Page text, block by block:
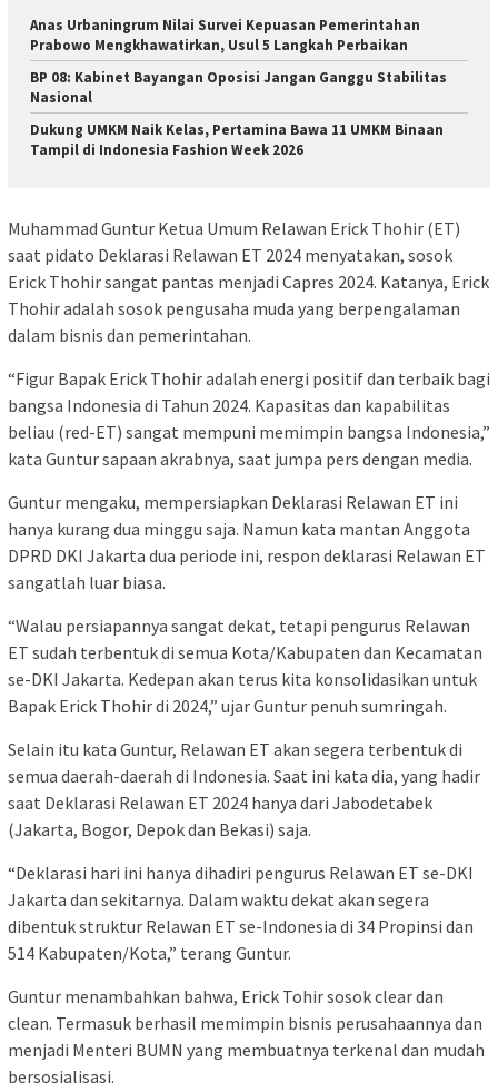
Anas Urbaningrum Nilai Survei Kepuasan Pemerintahan
Prabowo Mengkhawatirkan, Usul 5 Langkah Perbaikan
BP 08: Kabinet Bayangan Oposisi Jangan Ganggu Stabilitas
Nasional
Dukung UMKM Naik Kelas, Pertamina Bawa 11 UMKM Binaan
Tampil di Indonesia Fashion Week 2026
Muhammad Guntur Ketua Umum Relawan Erick Thohir (ET)
saat pidato Deklarasi Relawan ET 2024 menyatakan, sosok
Erick Thohir sangat pantas menjadi Capres 2024. Katanya, Erick
Thohir adalah sosok pengusaha muda yang berpengalaman
dalam bisnis dan pemerintahan.
“Figur Bapak Erick Thohir adalah energi positif dan terbaik bagi
bangsa Indonesia di Tahun 2024. Kapasitas dan kapabilitas
beliau (red-ET) sangat mempuni memimpin bangsa Indonesia,”
kata Guntur sapaan akrabnya, saat jumpa pers dengan media.
Guntur mengaku, mempersiapkan Deklarasi Relawan ET ini
hanya kurang dua minggu saja. Namun kata mantan Anggota
DPRD DKI Jakarta dua periode ini, respon deklarasi Relawan ET
sangatlah luar biasa.
“Walau persiapannya sangat dekat, tetapi pengurus Relawan
ET sudah terbentuk di semua Kota/Kabupaten dan Kecamatan
se-DKI Jakarta. Kedepan akan terus kita konsolidasikan untuk
Bapak Erick Thohir di 2024,” ujar Guntur penuh sumringah.
Selain itu kata Guntur, Relawan ET akan segera terbentuk di
semua daerah-daerah di Indonesia. Saat ini kata dia, yang hadir
saat Deklarasi Relawan ET 2024 hanya dari Jabodetabek
(Jakarta, Bogor, Depok dan Bekasi) saja.
“Deklarasi hari ini hanya dihadiri pengurus Relawan ET se-DKI
Jakarta dan sekitarnya. Dalam waktu dekat akan segera
dibentuk struktur Relawan ET se-Indonesia di 34 Propinsi dan
514 Kabupaten/Kota,” terang Guntur.
Guntur menambahkan bahwa, Erick Tohir sosok clear dan
clean. Termasuk berhasil memimpin bisnis perusahaannya dan
menjadi Menteri BUMN yang membuatnya terkenal dan mudah
bersosialisasi.